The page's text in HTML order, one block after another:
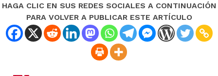
HAGA CLIC EN SUS REDES SOCIALES A CONTINUACIÓN
PARA VOLVER A PUBLICAR ESTE ARTÍCULO